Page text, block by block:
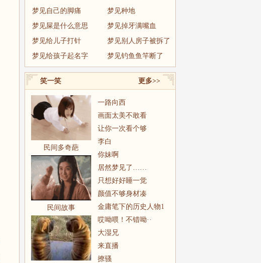
梦见自己的脚痛
梦见种地
梦见屎是什么意思
梦见掉牙满嘴血
梦见给儿子打针
梦见别人房子被拆了
梦见给孩子起名字
梦见钓鱼鱼竿断了
更多>>
笑一笑
民间多奇葩
民间故事
一路向西
画面太美不敢看
让你一次看个够
李白
你妹啊
居然梦见了……
只想好好睡一觉
颜值不够身材凑
金庸笔下的历史人物1
哎呦喂！不错呦··
大湿兄
来直播
撩骚